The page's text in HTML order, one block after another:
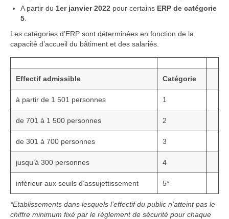
A partir du 1er janvier 2022 pour certains ERP de catégorie
5
Les catégories d’ERP sont déterminées en fonction de la
capacité d’accueil du bâtiment et des salariés.
Effectif admissible Catégorie
à partir de 1 501 personnes 1
de 701 à 1 500 personnes 2
de 301 à 700 personnes 3
jusqu’à 300 personnes 4
inférieur aux seuils d’assujettissement 5*
*Etablissements dans lesquels l’effectif du public n’atteint pas le
chiffre minimum fixé par le règlement de sécurité pour chaque